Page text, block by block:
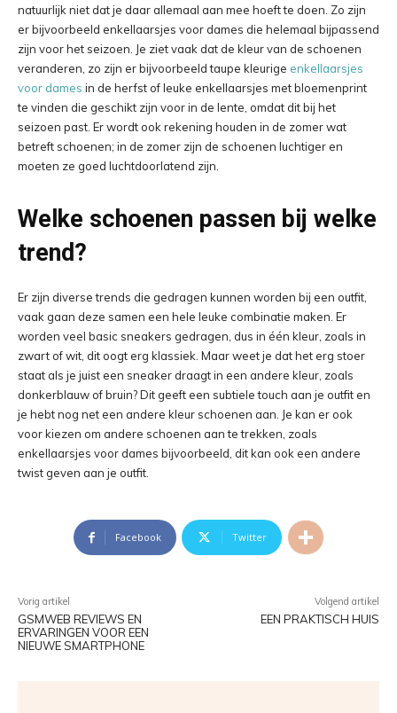
natuurlijk niet dat je daar allemaal aan mee hoeft te doen. Zo zijn
er bijvoorbeeld enkellaarsjes voor dames die helemaal bijpassend
zijn voor het seizoen. Je ziet vaak dat de kleur van de schoenen
veranderen, zo zijn er bijvoorbeeld taupe kleurige enkellaarsjes
voor dames in de herfst of leuke enkellaarsjes met bloemenprint
te vinden die geschikt zijn voor in de lente, omdat dit bij het
seizoen past. Er wordt ook rekening houden in de zomer wat
betreft schoenen; in de zomer zijn de schoenen luchtiger en
moeten ze goed luchtdoorlatend zijn.
Welke schoenen passen bij welke
trend?
Er zijn diverse trends die gedragen kunnen worden bij een outfit,
vaak gaan deze samen een hele leuke combinatie maken. Er
worden veel basic sneakers gedragen, dus in één kleur, zoals in
zwart of wit, dit oogt erg klassiek. Maar weet je dat het erg stoer
staat als je juist een sneaker draagt in een andere kleur, zoals
donkerblauw of bruin? Dit geeft een subtiele touch aan je outfit en
je hebt nog net een andere kleur schoenen aan. Je kan er ook
voor kiezen om andere schoenen aan te trekken, zoals
enkellaarsjes voor dames bijvoorbeeld, dit kan ook een andere
twist geven aan je outfit.
Facebook Twitter
Vorig artikel
GSMWEB REVIEWS EN
ERVARINGEN VOOR EEN
NIEUWE SMARTPHONE
Volgend artikel
EEN PRAKTISCH HUIS